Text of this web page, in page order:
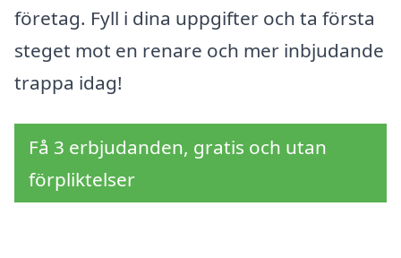
företag. Fyll i dina uppgifter och ta första
steget mot en renare och mer inbjudande
trappa idag!
Få 3 erbjudanden, gratis och utan
förpliktelser